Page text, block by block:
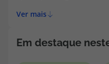
Ver mais
Em destaque